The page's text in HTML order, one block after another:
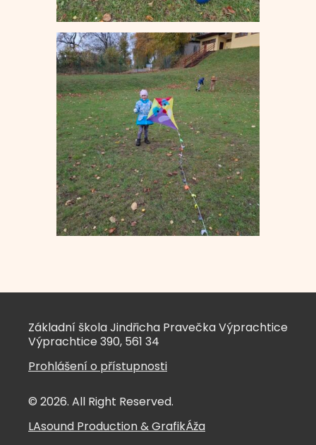
Základní škola Jindřicha Pravečka Výprachtice
Výprachtice 390, 561 34
Prohlášení o přístupnosti
© 2026. All Right Reserved.
LAsound Production&GrafikÁža